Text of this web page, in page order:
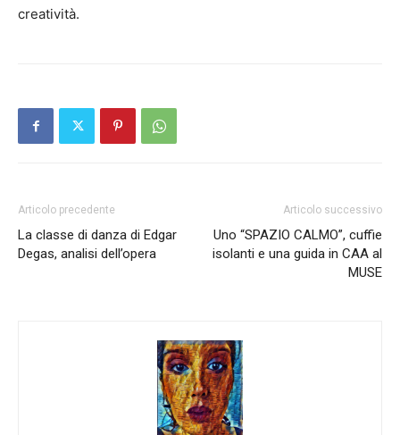
creatività.
Articolo precedente
La classe di danza di Edgar
Degas, analisi dell’opera
Articolo successivo
Uno “SPAZIO CALMO”, cuffie
isolanti e una guida in CAA al
MUSE